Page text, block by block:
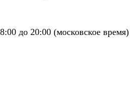
до 20:00 (московское время)